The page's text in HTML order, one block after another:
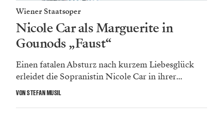
Wiener Staatsoper
Nicole Car als Marguerite in
Gounods „Faust“
Einen fatalen Absturz nach kurzem Liebesglück
erleidet die Sopranistin Nicole Car in ihrer...
VON STEFAN MUSIL